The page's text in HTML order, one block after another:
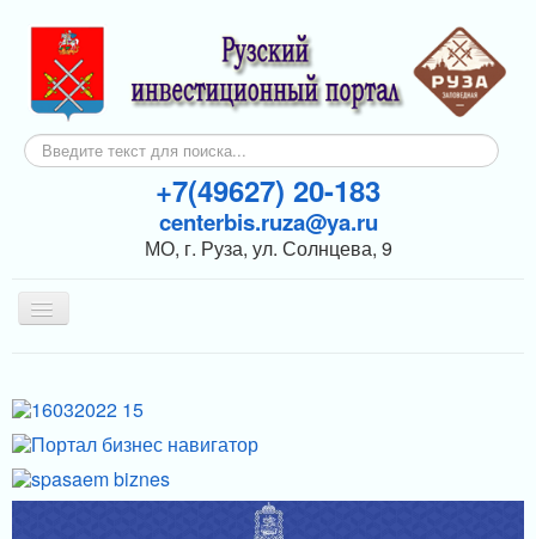
Искать...
+7(49627) 20-183
centerbis.ruza@ya.ru
МО, г. Руза, ул. Солнцева, 9
Включить/
выключить
ГЛАВНАЯ
НОВОСТИ
ИНВЕСТОРАМ